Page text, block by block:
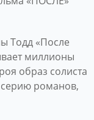
Тодд «После
миллионы
образ солиста
романов,